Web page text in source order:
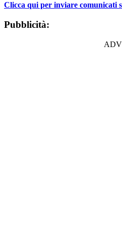
Clicca qui per inviare comunicati
Pubblicità:
ADV